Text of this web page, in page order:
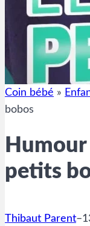
Coin bébé »
bobos
Humour
petits
Thibaut Parent–